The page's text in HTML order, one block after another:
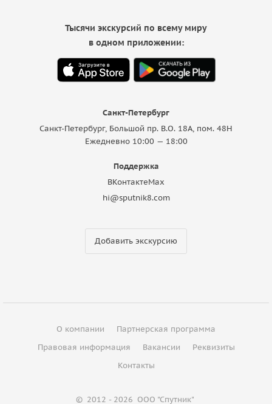
Санкт-Петербург
Санкт-Петербург, Большой пр. В.О. 18A, пом. 48Н
Ежедневно 10:00 — 18:00
Поддержка
ВКонтактеMax
hi@sputnik8.com
Добавить экскурсию
Тысячи экскурсий по всему миру
в одном приложении:
О компании
Партнерская программа
Правовая информация
Вакансии
Реквизиты
Контакты
© 2012 - 2026 ООО "Спутник"